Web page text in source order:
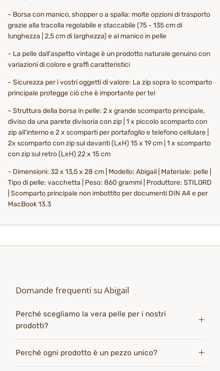
- Borsa con manico, shopper o a spalla: molte opzioni di trasporto
grazie alla tracolla regolabile e staccabile (75 - 135 cm di
lunghezza | 2,5 cm di larghezza) e al manico in pelle
- La pelle dall'aspetto vintage è un prodotto naturale genuino con
variazioni di colore e graffi caratteristici
- Sicurezza per i vostri oggetti di valore: La zip sopra lo scomparto
principale protegge ciò che è importante per te!
- Struttura della borsa in pelle: 2 x grande scomparto principale,
diviso da una parete divisoria con zip | 1 x piccolo scomparto con
zip all'interno e 2 x scomparti per portafoglio e telefono cellulare |
2x scomparto con zip sul davanti (LxH) 15 x 19 cm | 1 x scomparto
con zip sul retro (LxH) 22 x 15 cm
- Dimensioni: 32 x 13,5 x 28 cm | Modello: Abigail | Materiale: pelle |
Tipo di pelle: vacchetta | Peso: 860 grammi | Produttore: STILORD
| Scomparto principale non imbottito per documenti DIN A4 e per
MacBook 13.3
Domande frequenti su Abigail
Perché scegliamo la vera pelle per i nostri
prodotti?
Perché ogni prodotto è un pezzo unico?